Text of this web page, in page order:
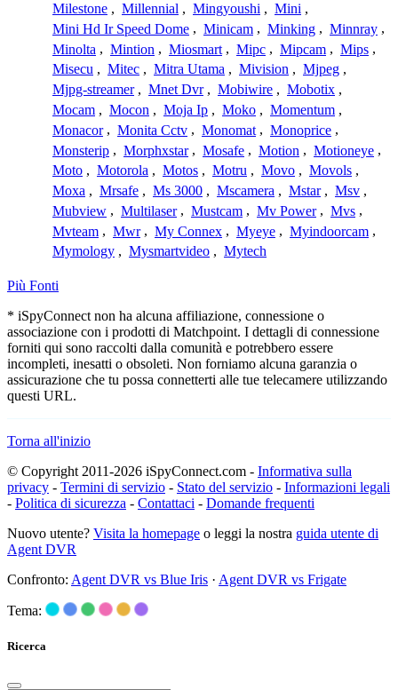
Milestone , Millennial , Mingyoushi , Mini ,
Mini Hd Ir Speed Dome , Minicam , Minking , Minnray ,
Minolta , Mintion , Miosmart , Mipc , Mipcam , Mips ,
Misecu , Mitec , Mitra Utama , Mivision , Mjpeg ,
Mjpg-streamer , Mnet Dvr , Mobiwire , Mobotix ,
Mocam , Mocon , Moja Ip , Moko , Momentum ,
Monacor , Monita Cctv , Monomat , Monoprice ,
Monsterip , Morphxstar , Mosafe , Motion , Motioneye ,
Moto , Motorola , Motos , Motru , Movo , Movols ,
Moxa , Mrsafe , Ms 3000 , Mscamera , Mstar , Msv ,
Mubview , Multilaser , Mustcam , Mv Power , Mvs ,
Mvteam , Mwr , My Connex , Myeye , Myindoorcam ,
Mymology , Mysmartvideo , Mytech
Più Fonti
* iSpyConnect non ha alcuna affiliazione, connessione o
associazione con i prodotti di Matchpoint. I dettagli di connessione
forniti qui sono raccolti dalla comunità e potrebbero essere
incompleti, inesatti o obsoleti. Non forniamo alcuna garanzia o
assicurazione che tu possa connetterti alle tue telecamere utilizzando
questi URL.
Torna all'inizio
© Copyright 2011-2026 iSpyConnect.com - Informativa sulla
privacy - Termini di servizio - Stato del servizio - Informazioni legali
- Politica di sicurezza - Contattaci - Domande frequenti
Nuovo utente? Visita la homepage o leggi la nostra guida utente di
Agent DVR
Confronto: Agent DVR vs Blue Iris · Agent DVR vs Frigate
Tema:
Ricerca